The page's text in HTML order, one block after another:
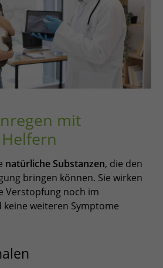
mit
natürliche Substanzen, die den
bringen können. Sie wirken
Verstopfung noch im
weiteren Symptome